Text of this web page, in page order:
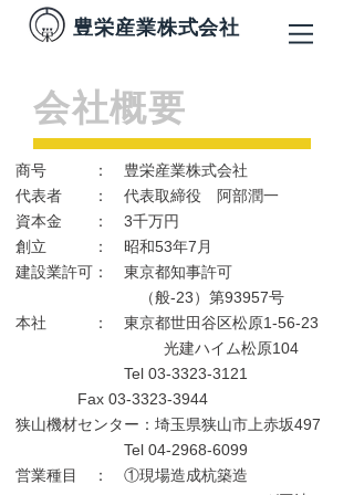
​豊栄産業株式会社
会社概要
商号 ： 豊栄産業株式会社
代表者 ： 代表取締役 阿部潤一
資本金 ： 3千万円
創立 ： 昭和53年7月
建設業許可： 東京都知事許可
（般-23）第93957号
本社 ： 東京都世田谷区松原1-56-23
光建ハイム松原104​
Tel 03-3323-3121
Fax 03-3323-3944
狭山機材センター：埼玉県狭山市上赤坂497
Tel 04-2968-6099
営業種目 ： ①現場造成杭築造